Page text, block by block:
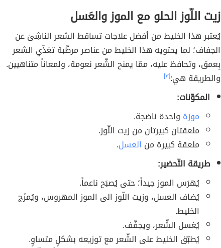
زيت اللّوز الحلو مع الموز والعَسل
يُعتبر هذا الخليط من أفضل علاجات تساقط الشعر الناشِئ عن
الجفاف؛ لما يحتويه هذا الخليط من عناصر مرطّبة تغذّي الشعر
بِعمق، وتحافظ عليه، ممّا يمنح الشّعر نعومة، ولمعاناً متناهيين.
والطريقة هي:[٣]
المكوّنات:
موزة واحدة ناضجة.
ملعقتان كبيرتان من زيت اللّوز.
ملعقة كبيرة من العسل.
طريقة التّحضير:
يُهرَس الموز جيداً؛ حتى يُصبَح ناعماً.
يُضاف العسل، وزيت اللّوز الى الموز المهروس، ويُمزَج
الخليط.
يُغسل الشّعر، ويجفّف.
يُطبّق الخليط على الشّعر مع توزيعه بشكلٍ متساوٍ.